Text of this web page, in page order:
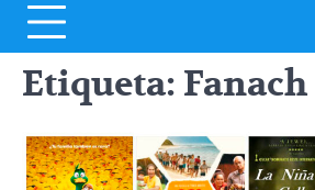
Etiqueta: Fanach